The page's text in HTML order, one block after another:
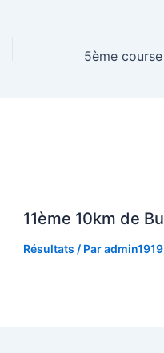
11ème 10km de
Résultats / Paradmin1919